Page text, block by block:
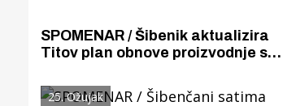
SPOMENAR / Šibenik aktualizira
Titov plan obnove proizvodnje soli
Zablaću
25. Ožujak